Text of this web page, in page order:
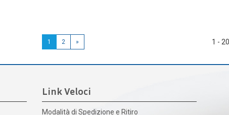
1 2 » 1 -
Link Veloci
Modalità di Spedizione e Ritiro